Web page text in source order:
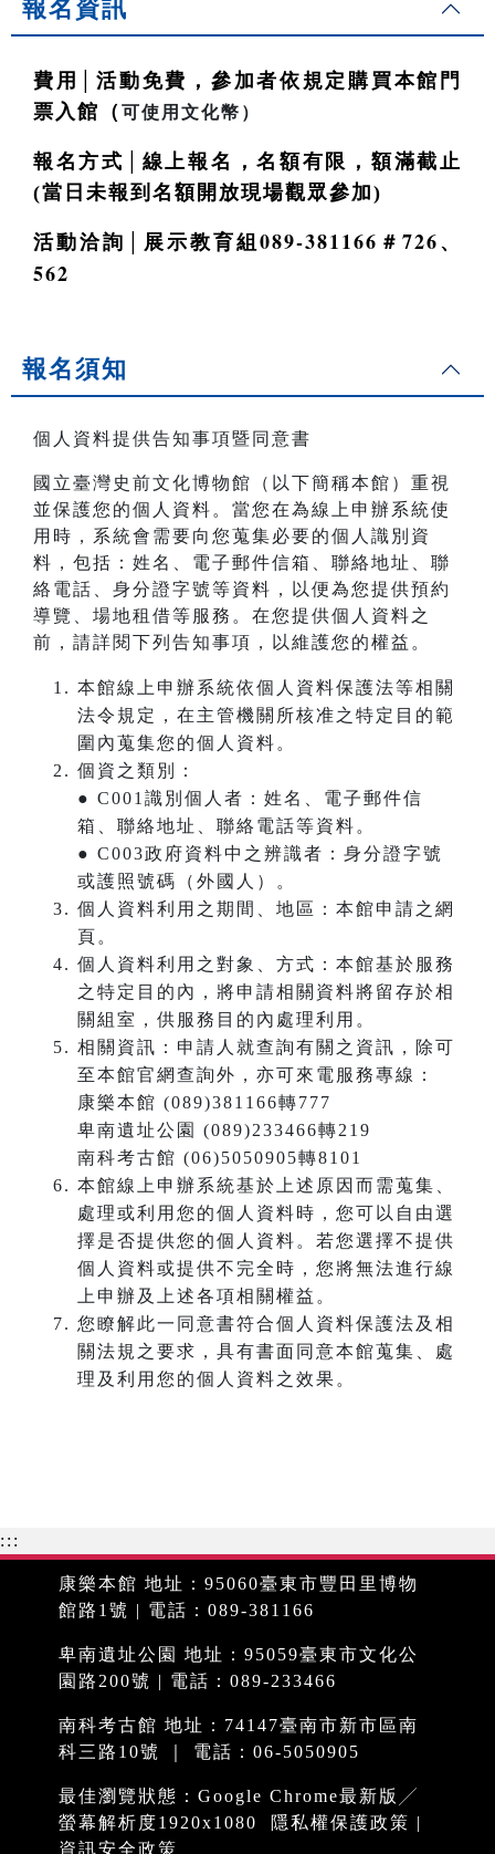
報名資訊
費用
活動免費，參加者依規定購買本館門
票入館（ 可使用文化幣）
報名方式
線上報名，名額有限，額滿截止
(當日未報到名額開放現場觀眾參加)
活動洽詢 展示教育組 089-381166 ＃ 726 、
562
報名須知
個人資料提供告知事項暨同意書
國立臺灣史前文化博物館（以下簡稱本館）重視
並保護您的個人資料。當您在為線上申辦系統使
用時，系統會需要向您蒐集必要的個人識別資
料，包括：姓名、電子郵件信箱、聯絡地址、聯
絡電話、身分證字號等資料，以便為您提供預約
導覽、場地租借等服務。在您提供個人資料之
前，請詳閱下列告知事項，以維護您的權益。
本館線上申辦系統依個人資料保護法等相關
法令規定，在主管機關所核准之特定目的範
圍內蒐集您的個人資料。
個資之類別：
● C001識別個人者：姓名、電子郵件信
箱、聯絡地址、聯絡電話等資料。
● C003政府資料中之辨識者：身分證字號
或護照號碼（外國人）。
個人資料利用之期間、地區：本館申請之網
頁。
個人資料利用之對象、方式：本館基於服務
之特定目的內，將申請相關資料將留存於相
關組室，供服務目的內處理利用。
相關資訊：申請人就查詢有關之資訊，除可
至本館官網查詢外，亦可來電服務專線：
康樂本館 (089)381166轉777
卑南遺址公園 (089)233466轉219
南科考古館 (06)5050905轉8101
本館線上申辦系統基於上述原因而需蒐集、
處理或利用您的個人資料時，您可以自由選
擇是否提供您的個人資料。若您選擇不提供
個人資料或提供不完全時，您將無法進行線
上申辦及上述各項相關權益。
您瞭解此一同意書符合個人資料保護法及相
關法規之要求，具有書面同意本館蒐集、處
理及利用您的個人資料之效果。
:::
康樂本館 地址：95060臺東市豐田里博物
館路1號 | 電話：089-381166
卑南遺址公園 地址：95059臺東市文化公
園路200號 | 電話：089-233466
南科考古館 地址：74147臺南市新市區南
科三路10號 ｜ 電話：06-5050905
最佳瀏覽狀態：Google Chrome最新版╱
螢幕解析度1920x1080
隱私權保護政策 |
資訊安全政策